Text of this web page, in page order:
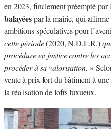
en 2023, finalement préempté
balayéespar la mairie, qui affirme
ambitions spéculatives pour
cette période(2020, N.D.L.R.)
procédure en justice contre les
procéder à sa valorisation. »
vente à prix fort du bâtiment à
la réalisation de lofts luxueux.